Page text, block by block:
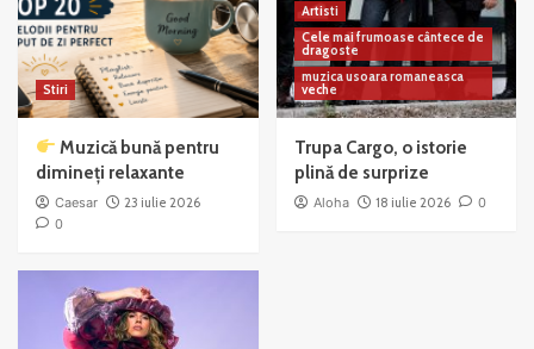
Stiri
Muzică bună pentru
dimineți relaxante
Caesar
23 iulie 2026
0
Artisti
Cele mai frumoase cântece de
dragoste
muzica usoara romaneasca
veche
Trupa Cargo, o istorie
plină de surprize
Aloha 18 iulie 2026 0